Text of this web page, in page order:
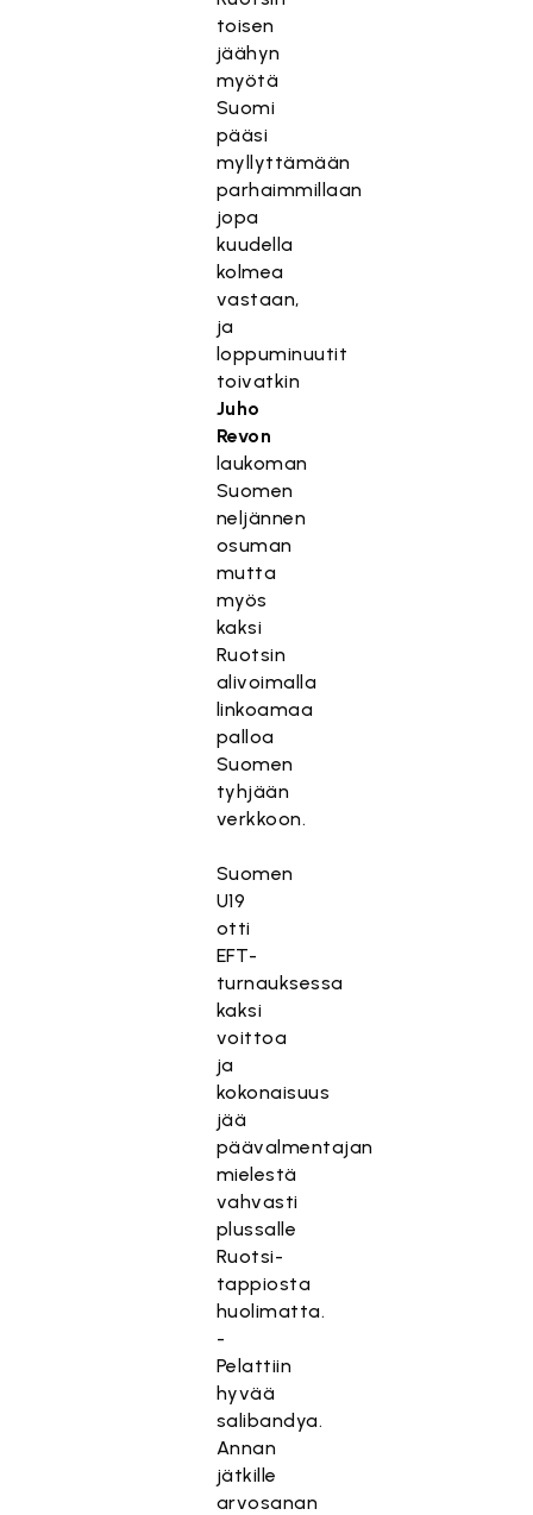
toisen
jäähyn
myötä
Suomi
pääsi
myllyttämään
parhaimmillaan
jopa
kuudella
kolmea
vastaan,
ja
loppuminuutit
toivatkin
Juho
Revon
laukoman
Suomen
neljännen
osuman
mutta
myös
kaksi
Ruotsin
alivoimalla
linkoamaa
palloa
Suomen
tyhjään
verkkoon.
Suomen
U19
otti
EFT-
turnauksessa
kaksi
voittoa
ja
kokonaisuus
jää
päävalmentajan
mielestä
vahvasti
plussalle
Ruotsi-
tappiosta
huolimatta.
-
Pelattiin
hyvää
salibandya.
Annan
jätkille
arvosanan